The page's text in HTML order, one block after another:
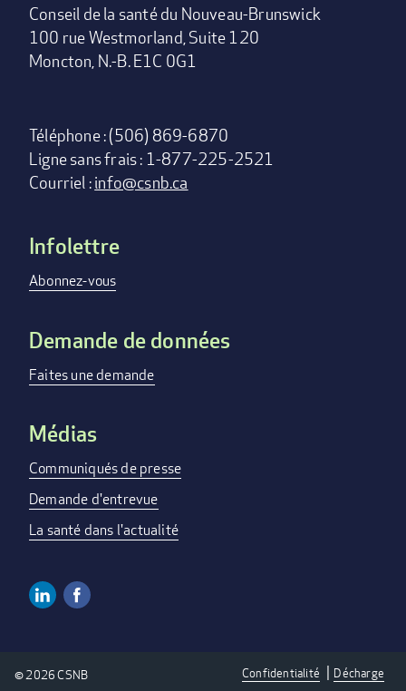
Conseil de la santé du Nouveau-Brunswick
100 rue Westmorland, Suite 120
Moncton, N.-B. E1C 0G1
Téléphone : (506) 869-6870
Ligne sans frais : 1-877-225-2521
Courriel :info@csnb.ca
Footer
menu
Infolettre
Abonnez-vous
Demande de données
Faites une demande
Médias
Communiqués de presse
Demande d'entrevue
La santé dans l'actualité
Media
Linkedin
Confidentialité Décharge
© 2026 CSNB